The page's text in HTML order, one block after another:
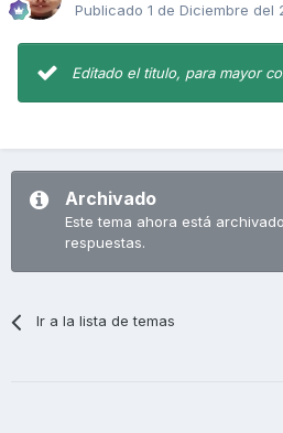
Publicado 1 de Diciembre del
Editado el titulo, para mayor
Archivado
Este tema ahora está
respuestas.
Ir a la lista de temas